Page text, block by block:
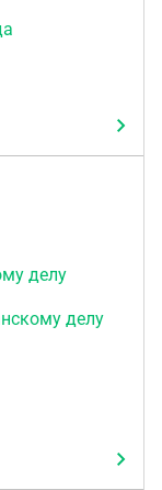
делу
делу